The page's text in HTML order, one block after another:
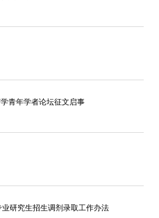
青年学者论坛征文启事
研究生招生调剂录取工作办法